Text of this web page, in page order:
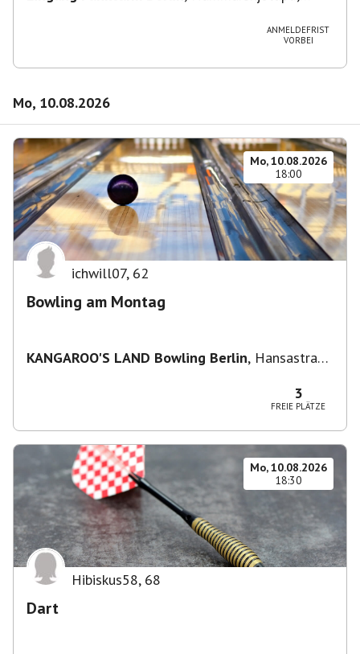
ANMELDEFRIST
VORBEI
Mo, 10.08.2026
Mo, 10.08.2026
18:00
ichwill07, 62
Bowling am Montag
KANGAROO'S LAND Bowling Berlin, Hansastraße
3
FREIE PLÄTZE
Mo, 10.08.2026
18:30
Hibiskus58, 68
Dart